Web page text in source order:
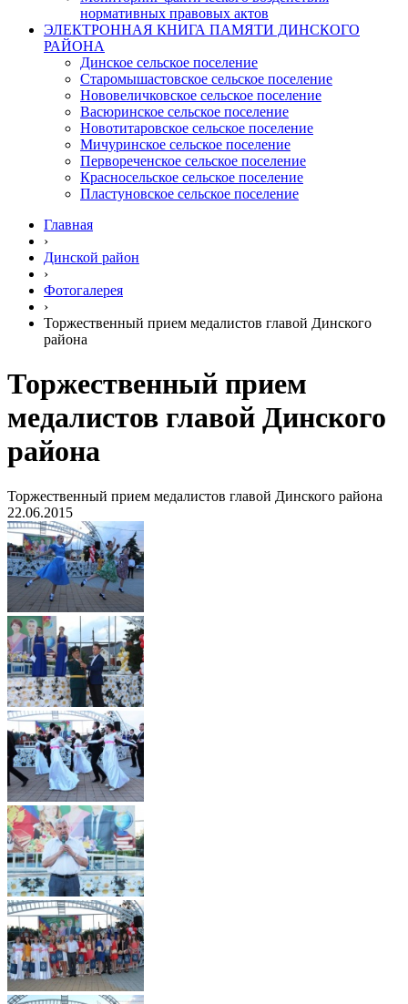
нормативных правовых актов
ЭЛЕКТРОННАЯ КНИГА ПАМЯТИ ДИНСКОГО
РАЙОНА
Динское сельское поселение
Старомышастовское сельское поселение
Нововеличковское сельское поселение
Васюринское сельское поселение
Новотитаровское сельское поселение
Мичуринское сельское поселение
Первореченское сельское поселение
Красносельское сельское поселение
Пластуновское сельское поселение
Главная
›
Динской район
›
Фотогалерея
›
Торжественный прием медалистов главой Динского
района
Торжественный прием
медалистов главой Динского
района
Торжественный прием медалистов главой Динского района
22.06.2015